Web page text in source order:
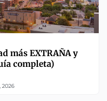
más EXTRAÑA y
completa)
2026